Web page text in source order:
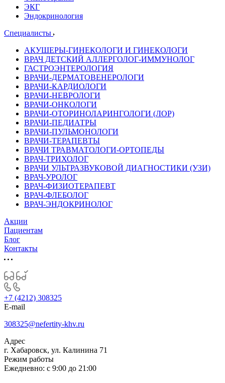
ЭКГ
Эндокринология
Специалисты
АКУШЕРЫ-ГИНЕКОЛОГИ И ГИНЕКОЛОГИ
ВРАЧ ДЕТСКИЙ АЛЛЕРГОЛОГ-ИММУНОЛОГ
ГАСТРОЭНТЕРОЛОГИЯ
ВРАЧИ-ДЕРМАТОВЕНЕРОЛОГИ
ВРАЧИ-КАРДИОЛОГИ
ВРАЧИ-НЕВРОЛОГИ
ВРАЧИ-ОНКОЛОГИ
ВРАЧИ-ОТОРИНОЛАРИНГОЛОГИ (ЛОР)
ВРАЧИ-ПЕДИАТРЫ
ВРАЧИ-ПУЛЬМОНОЛОГИ
ВРАЧИ-ТЕРАПЕВТЫ
ВРАЧИ ТРАВМАТОЛОГИ-ОРТОПЕДЫ
ВРАЧ-ТРИХОЛОГ
ВРАЧИ УЛЬТРАЗВУКОВОЙ ДИАГНОСТИКИ (УЗИ)
ВРАЧ-УРОЛОГ
ВРАЧ-ФИЗИОТЕРАПЕВТ
ВРАЧ-ФЛЕБОЛОГ
ВРАЧ-ЭНДОКРИНОЛОГ
Акции
Пациентам
Блог
Контакты
+7 (4212) 308325
E-mail
308325@nefertity-khv.ru
Адрес
г. Хабаровск, ул. Калинина 71
Режим работы
Ежедневно: с 9:00 до 21:00